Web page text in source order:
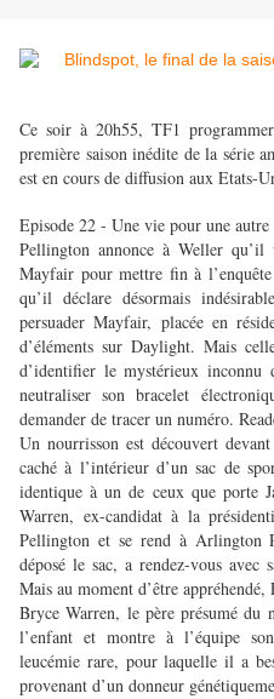
Ce soir à 20h55, TF1
première saison inédite de la série
est en cours de diffusion aux Etats-
Episode 22 - Une vie pour une autre
Pellington annonce à Weller
Mayfair pour mettre fin à
qu’il déclare désormais
persuader Mayfair, placée en
d’éléments sur Daylight. Mais
d’identifier le mystérieux
neutraliser son bracelet
demander de tracer un numéro.
Un nourrisson est découvert
caché à l’intérieur d’un sac de
identique à un de ceux que porte
Warren, ex-candidat à la
Pellington et se rend à Arlington
déposé le sac, a rendez-vous avec
Mais au moment d’être
Bryce Warren, le père présumé du
l’enfant et montre à l’équipe
leucémie rare, pour laquelle il a
provenant d’un donneur